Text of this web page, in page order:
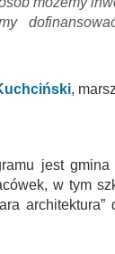
,
jest
w tym
architektura”